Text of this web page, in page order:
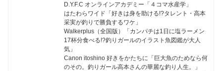
D.Y.F.C オンラインアカデミー「４コマ水産学」
はたわらワイド「好きは身を助ける!?タレント・高本
采実が釣りで勝負するワケ」
Walkerplus（全国版）「カンパチは1日に塩ラーメン
17杯分食べる!?釣りガールのイラスト魚図鑑が大人
気」
Canon itoshino 好きをかたちに「巨大魚のためなら何
のその。釣りガール高本さんの華麗な釣り人生。」